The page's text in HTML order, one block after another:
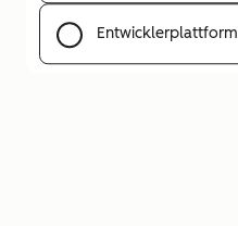
Entwicklerplattform